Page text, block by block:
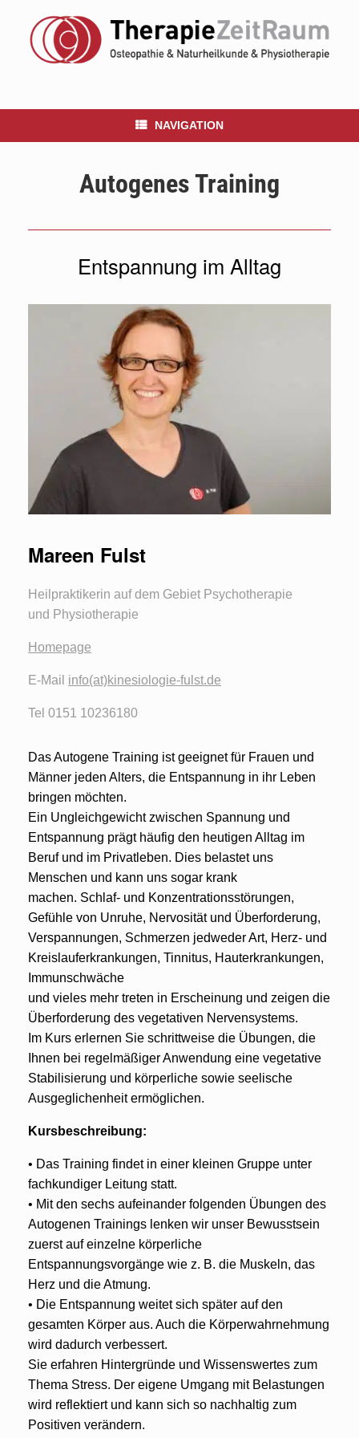
NAVIGATION
Autogenes Training
Entspannung im Alltag
Mareen Fulst
Heilpraktikerin auf dem Gebiet Psychotherapie
und Physiotherapie
Homepage
E-Mail info(at)kinesiologie-fulst.de
Tel 0151 10236180
Das Autogene Training ist geeignet für Frauen und
Männer jeden Alters, die Entspannung in ihr Leben
bringen möchten.
Ein Ungleichgewicht zwischen Spannung und
Entspannung prägt häufig den heutigen Alltag im
Beruf und im Privatleben. Dies belastet uns
Menschen und kann uns sogar krank
machen. Schlaf- und Konzentrationsstörungen,
Gefühle von Unruhe, Nervosität und Überforderung,
Verspannungen, Schmerzen jedweder Art, Herz- und
Kreislauferkrankungen, Tinnitus, Hauterkrankungen,
Immunschwäche
und vieles mehr treten in Erscheinung und zeigen die
Überforderung des vegetativen Nervensystems.
Im Kurs erlernen Sie schrittweise die Übungen, die
Ihnen bei regelmäßiger Anwendung eine vegetative
Stabilisierung und körperliche sowie seelische
Ausgeglichenheit ermöglichen.
Kursbeschreibung:
• Das Training findet in einer kleinen Gruppe unter
fachkundiger Leitung statt.
• Mit den sechs aufeinander folgenden Übungen des
Autogenen Trainings lenken wir unser Bewusstsein
zuerst auf einzelne körperliche
Entspannungsvorgänge wie z. B. die Muskeln, das
Herz und die Atmung.
• Die Entspannung weitet sich später auf den
gesamten Körper aus. Auch die Körperwahrnehmung
wird dadurch verbessert.
Sie erfahren Hintergründe und Wissenswertes zum
Thema Stress. Der eigene Umgang mit Belastungen
wird reflektiert und kann sich so nachhaltig zum
Positiven verändern.